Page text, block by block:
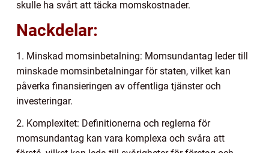
skulle ha svårt att täcka momskostnader.
Nackdelar:
1. Minskad momsinbetalning: Momsundantag leder till
minskade momsinbetalningar för staten, vilket kan
påverka finansieringen av offentliga tjänster och
investeringar.
2. Komplexitet: Definitionerna och reglerna för
momsundantag kan vara komplexa och svåra att